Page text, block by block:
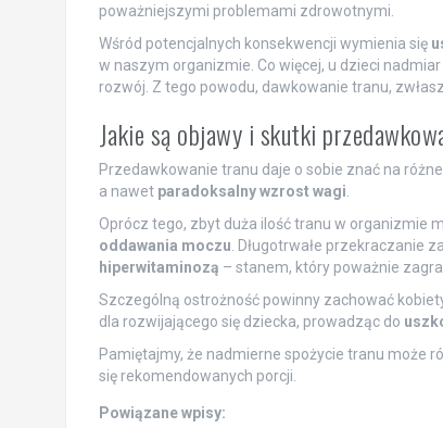
poważniejszymi problemami zdrowotnymi.
Wśród potencjalnych konsekwencji wymienia się
w naszym organizmie. Co więcej, u dzieci
rozwój. Z tego powodu, dawkowanie tranu,
Jakie są objawy i skutki
Przedawkowanie tranu daje o sobie znać na
a nawet paradoksalny wzrost wagi
Oprócz tego, zbyt duża ilość tranu w organizmie
oddawania moczu . Długotrwałe przekraczanie
hiperwitaminozą – stanem, który poważnie
Szczególną ostrożność powinny zachować
dla rozwijającego się dziecka, prowadząc do
Pamiętajmy, że nadmierne spożycie tranu może
się rekomendowanych porcji.
Powiązane wpisy: